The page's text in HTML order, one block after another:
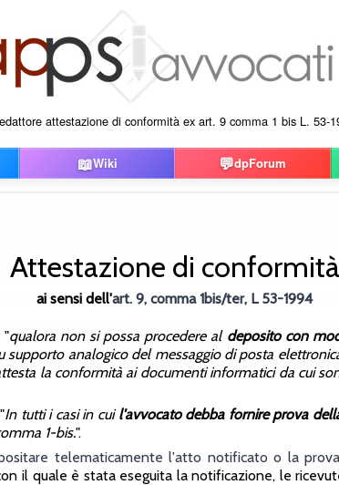
attestazione di conformità ex art. 9 comma 1 bis L. 53-
📖Wiki 💬dpForum
Attestazione di conformità
ai sensi dell'art. 9, comma 1bis/ter, L 53-1994
"qualora non si possa procedere al deposito con
analogico del messaggio di posta
la conformità ai documenti informatici da cui
In tutti i casi in cui l'avvocato debba fornire prova
1-bis.".
telematicamente l'atto notificato o la
il quale è stata eseguita la notificazione, le